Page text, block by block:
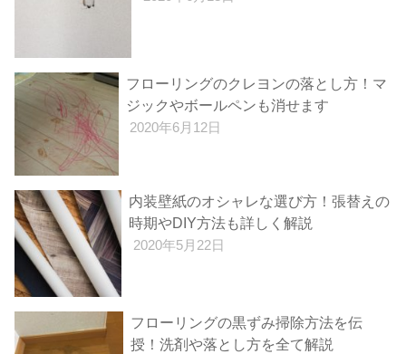
フローリングのクレヨンの落とし方！マ
ジックやボールペンも消せます
2020年6月12日
内装壁紙のオシャレな選び方！張替えの
時期やDIY方法も詳しく解説
2020年5月22日
フローリングの黒ずみ掃除方法を伝
授！洗剤や落とし方を全て解説